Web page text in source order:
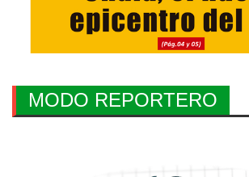
MODO REPORTERO